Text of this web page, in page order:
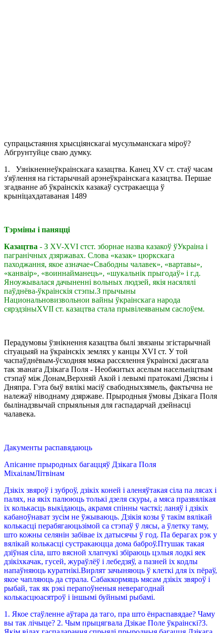
супрацьстаяння хрысціянскагаі мусульманскага міроў?
Абгрунтуйце сваю думку.
1.
Узнікненнеўкраінскага казацтва. Канец XV ст. стаў часам
з'яўлення на гістарычнай арэнеўкраінскага казацтва. Першае
згадванне аб ўкраінскіх казакаў сустракаецца ў
крыніцахдатаваная 1489
Тэрміны і паняцці
Казацтва - З XV-XVI стст. зборнае назва казакоў ўУкраіна і
пагранічных дзяржавах. Слова «казак» цюркскага
паходжання, якое азначае«Свабодны чалавек», «вартавы»,
«канваір», «воиннайманець», «шукальнік прыгодаў» і г.д.
Яноужывалася дачыненні вольных людзей, якія насялялі
паўднёва-ўкраінскія стэпы.З прычыны
Национальновизвольнои вайны ўкраінскага народа
сярэдзіныXVII ст. казацтва стала прывілеяваным саслоўем.
Перадумовы ўзнікнення казацтва былі звязаны згістарычнай
сітуацыяй на ўкраінскіх землях у канцы XVI ст. У той
часпаўднёвым-ўсходняя мяжа рассялення ўкраінскі дасягала
так званага Дзікага Поля - Необжитых аселым насельніцтвам
стэпаў між Донам,Верхняй Акой і левымі пратокамі Дзясны і
Дняпра. Гэта быў вялікі масіў свабодныхзямель, фактычна не
належаў ніводнаму дзяржаве. Прыродныя ўмовы Дзікага Поля
былінадзвычай спрыяльныя для гаспадарчай дзейнасці
чалавека.
Дакументы распавядаюць
Апісанне прыродных багаццяў Дзікага Поля
МіхаіламЛітвінам
Дзікіх звяроў і зуброў, дзікіх коней і аленяўтакая сіла па лясах і
палях, на якіх палююць толькі дзеля скуры, а мяса празвялікая
іх колькасць выкідаюць, акрамя спінны часткі; ланяў і дзікіх
кабаноўнават зусім не ўжываюць. Дзікія козы ў такім вялікай
колькасці перабягаюцьзімой са стэпаў ў лясы, а ўлетку таму,
што кожны селянін забівае іх датысячы ў год. Па берагах рэк у
вялікай колькасці сустракаюцца дома баброў.Птушак такая
дзіўная сіла, што вясной хлапчукі збіраюць цэлыя лодкі яек
дзікіхкачак, гусей, жураўлёў і лебедзяў, а пазней іх кодлы
напаўняюць куратнікі.Вирлят зачыняюць ў клеткі для іх пёраў,
якое чапляюць да страла. Сабаккормяць мясам дзікіх звяроў і
рыбай, так як рэкі перапоўненыя неверагоднай
колькасцюасятроў і іншымі буйнымі рыбамі.
1. Якое стаўленне аўтара да таго, пра што ёнраспавядае? Чаму
вы так лічыце? 2. Чым прыцягвала Дзікае Поле ўкраінскі?3.